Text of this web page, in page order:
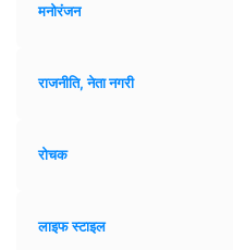
मनोरंजन
राजनीति, नेता नगरी
रोचक
लाइफ स्टाइल